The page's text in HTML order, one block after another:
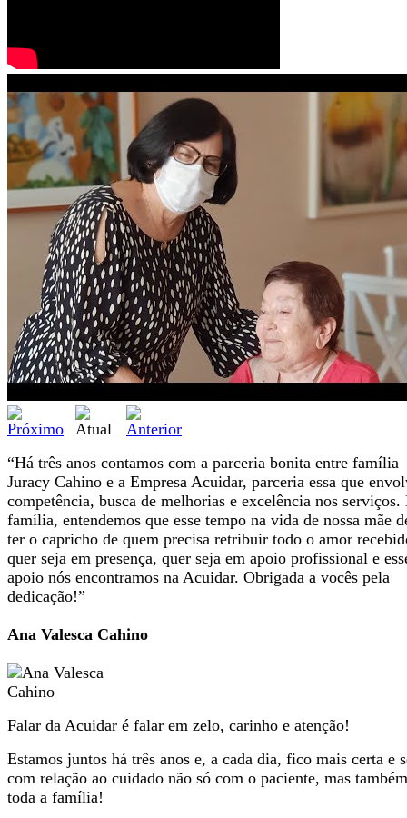
“Há três anos contamos com a parceria bonita entre família
Juracy Cahino e a Empresa Acuidar, parceria essa que
competência, busca de melhorias e excelência nos serviços.
família, entendemos que esse tempo na vida de nossa mãe
ter o capricho de quem precisa retribuir todo o amor
quer seja em presença, quer seja em apoio profissional e
apoio nós encontramos na Acuidar. Obrigada a vocês pela
dedicação!”
Ana Valesca Cahino
Falar da Acuidar é falar em zelo, carinho e atenção!
Estamos juntos há três anos e, a cada dia, fico mais certa e
com relação ao cuidado não só com o paciente, mas
toda a família!